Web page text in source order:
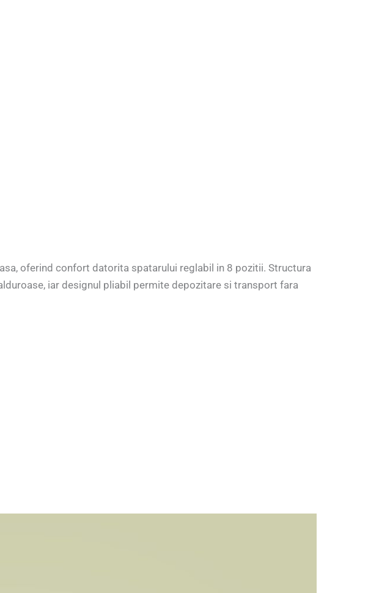
oferind confort datorita spatarului reglabil in 8 pozitii. Structura
iar designul pliabil permite depozitare si transport fara